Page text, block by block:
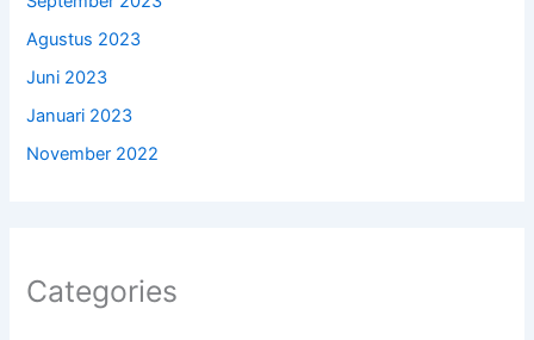
Agustus 2023
Juni 2023
Januari 2023
November 2022
Categories